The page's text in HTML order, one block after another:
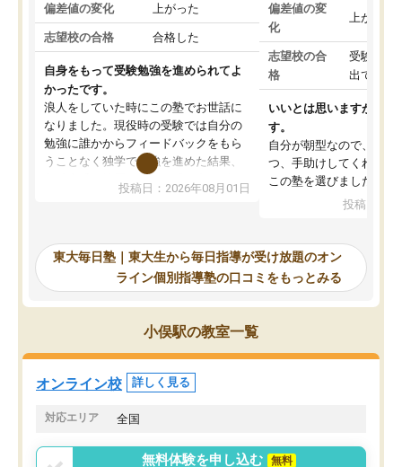
偏差値の変化 上がった
志望校の合格 合格した
自身をもって受験勉強を進められてよ
かったです。
浪人をしていた時にこの塾でお世話に
なりました。現役時の受験では自分の
勉強に誰かからフィードバックをもら
うことなく独学で勉強を進めた結果、
入試本番に地歴の学習が間に合わず不
合格となってしまいました。その経験
東大毎日塾にたどり着きました。学習
の長期計画や日々の勉強のやり方につ
いて客観的なアドバイスをいただけた
ので、自信をもって受験勉強を進める
ことができました。自分のように勉強
のやり方や進捗管理で苦労している方
には特におすすめしたい塾です。
投稿日：2026年08月01日
偏差値の変
化
上がった
志望校の合
格
受験して
出ていな
いいとは思いますが、料
す。
自分が朝型なので、自習
つ、手助けしてくれる設
この塾を選びました。
投稿日：
東大毎日塾｜東大生から毎日指導が受け放題のオン
ライン個別指導塾の口コミをもっとみる
小俣駅の教室一覧
オンライン校 詳しく見る
対応エリア 全国
無料体験を申し込む 無料